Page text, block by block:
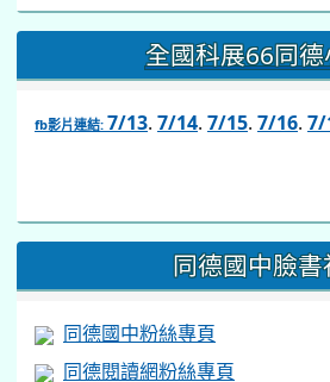
全國科展66同
fb影片連結: 7/13. 7/14. 7/15. 7/16. 7/
https://www.facebook.com/
同德國中臉書
同德國中粉絲專頁
同德閱讀網粉絲專頁